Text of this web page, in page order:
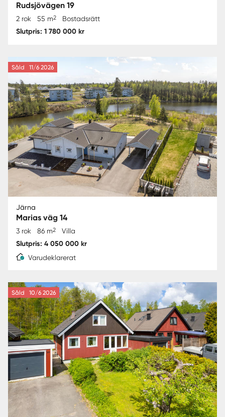
Rudsjövägen 19
2 rok 55 m2 Bostadsrätt
Slutpris: 1 780 000 kr
Såld 11/6 2026
Järna
Marias väg 14
3 rok 86 m2 Villa
Slutpris: 4 050 000 kr
Varudeklarerat
Såld 10/6 2026